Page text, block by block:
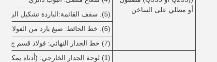
أو مطلي على الساخن
(5). سقف القائمة:الباردة تشكيل الزجاجية C قسم الصلب أو Z قسم الصلب
(6). خط الحائط: صبغ بارد من الفولاذ C أو Z
(7) خط الجدار النهائي: فولاذ قسم ج أو فولاذ قسم ز
(1) لوحة الجدار الخارجي: (أدناه يمكن اختيارها)